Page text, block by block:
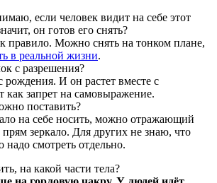
если человек видит на себе этот
он готов его снять?
правило. Можно снять на тонком плане,
в реальной жизни.
с разрешения?
И он растет вместе с
как запрет на самовыражение.
поставить?
на себе носить, можно отражающий
зеркало. Для других не знаю, что
надо смотреть отдельно.
на какой части тела?